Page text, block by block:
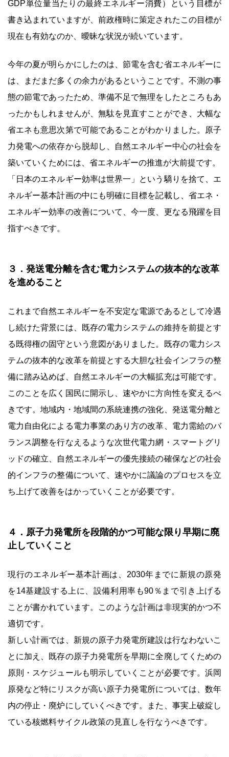
GDP単位量当たりの最終エネルギー消費）という目標が
書き込まれていますが、前政権時に策定されたこの目標が
現在も有効なのか、曖昧な状況が続いています。
今年の夏が明らかにしたのは、節電を含む省エネルギーに
は、まだまだ多くの余力があるということです。不測の事
態の節電であったため、準備不足で無理をしたところもあ
ったかもしれませんが、無駄を見直すことができ、大幅な
省エネも意思次第で可能であることがわかりました。原子
力発電への依存から脱却し、自然エネルギー中心の社会を
築いていくためには、省エネルギーの推進が大前提です。
「日本のエネルギー効率は世界一」という驕りを捨て、エ
ネルギー基本計画の中にも明確に目標を記載し、省エネ・
エネルギー効率の改善について、今一度、更なる飛躍を目
指すべきです。
３．発送電分離を含む電力システムの抜本的な改革
を進めること
これまで自然エネルギーを不安定な電源であるとして冷遇
し続けた背景には、既存の電力システムの維持を前提とす
る既得権の固守という意図がありました。既存の電力シス
テムの抜本的な改革を前提とする大胆な社会インフラの整
備に踏み込めば、自然エネルギーの大幅拡充は可能です。
このことを広く国民に開示し、速やかに方向性を変えるべ
きです。地域内・地域間の系統連携の強化、発送電分離と
電力自由化による電力事業のあり方の改革、電力需給のバ
ランス調整を行なえるような次世代電力網・スマートグリ
ッドの確立、自然エネルギーの優先接続の確保などの社会
的インフラの整備について、速やかに議論のプロセスを立
ち上げて改善をはかっていくことが必要です。
４．原子力発電所を段階的かつ可能な限り早期に廃
止していくこと
現行のエネルギー基本計画は、2030年までに新規の原発
を14基建設する上に、設備利用率も90％まで引き上げる
ことが書かれています。このような計画は非現実的かつ不
適切です。
新しい計画では、新規の原子力発電所建設は行なわないこ
とに加え、既存の原子力発電所を早期に全廃してくための
原則・スケジュールも明示していくことが必要です。浜岡
原発など特にリスクが高い原子力発電所については、数年
内の停止・廃炉にしていくべきです。また、事実上破綻し
ている核燃料サイクル政策の見直しを行なうべきです。